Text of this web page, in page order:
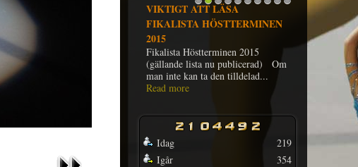
1 2 3 4 5
VIKTIGT ATT LÄSA
FIKALISTA HÖSTTERMINEN
2015
Fikalista Höstterminen 2015
(gällande lista nu publicerad) Om
man inte kan ta den tilldelad...
Read more
Idag
Igår
219
354